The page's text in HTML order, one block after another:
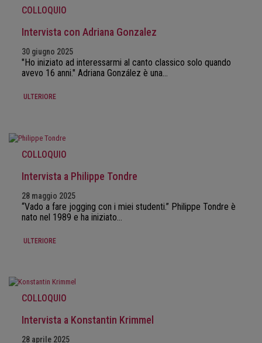
COLLOQUIO
Intervista con Adriana Gonzalez
30 giugno 2025
"Ho iniziato ad interessarmi al canto classico solo quando
avevo 16 anni." Adriana González è una…
ULTERIORE
COLLOQUIO
Intervista a Philippe Tondre
28 maggio 2025
“Vado a fare jogging con i miei studenti.” Philippe Tondre è
nato nel 1989 e ha iniziato…
ULTERIORE
COLLOQUIO
Intervista a Konstantin Krimmel
28 aprile 2025